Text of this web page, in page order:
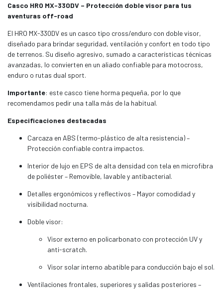
Casco HRO MX-330DV – Protección doble visor para tus
aventuras off-road
El HRO MX-330DV es un casco tipo cross/enduro con doble visor,
diseñado para brindar seguridad, ventilación y confort en todo tipo
de terrenos. Su diseño agresivo, sumado a características técnicas
avanzadas, lo convierten en un aliado confiable para motocross,
enduro o rutas dual sport.
Importante: este casco tiene horma pequeña, por lo que
recomendamos pedir una talla más de la habitual.
Especificaciones destacadas
Carcaza en ABS (termo-plástico de alta resistencia) –
Protección confiable contra impactos.
Interior de lujo en EPS de alta densidad con tela en microfibra
de poliéster – Removible, lavable y antibacterial.
Detalles ergonómicos y reflectivos – Mayor comodidad y
visibilidad nocturna.
Doble visor:
Visor externo en policarbonato con protección UV y
anti-scratch.
Visor solar interno abatible para conducción bajo el sol.
Ventilaciones frontales, superiores y salidas posteriores –